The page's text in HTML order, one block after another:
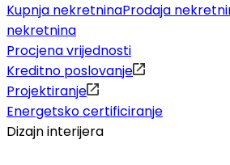
Kupnja nekretninaProdaja
nekretnina
Procjena vrijednosti
Kreditno poslovanje
Projektiranje
Energetsko certificiranje
Dizajn interijera